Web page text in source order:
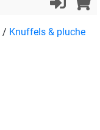
/ Knuffels & pluche